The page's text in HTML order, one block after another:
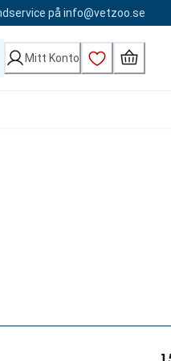
på info@vetzoo.se
Mitt Konto